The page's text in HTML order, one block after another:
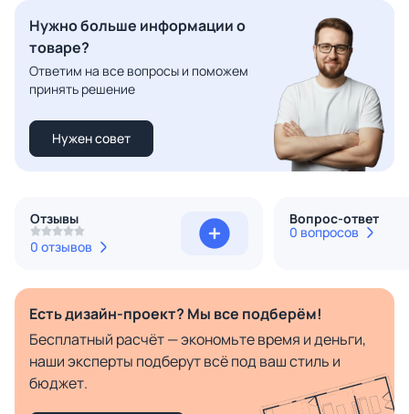
Нужно больше информации о
товаре?
Ответим на все вопросы и поможем
принять решение
Нужен совет
Отзывы
0 отзывов
Вопрос-ответ
0 вопросов
Есть дизайн-проект? Мы все подберём!
Бесплатный расчёт — экономьте время и деньги,
наши эксперты подберут всё под ваш стиль и
бюджет.